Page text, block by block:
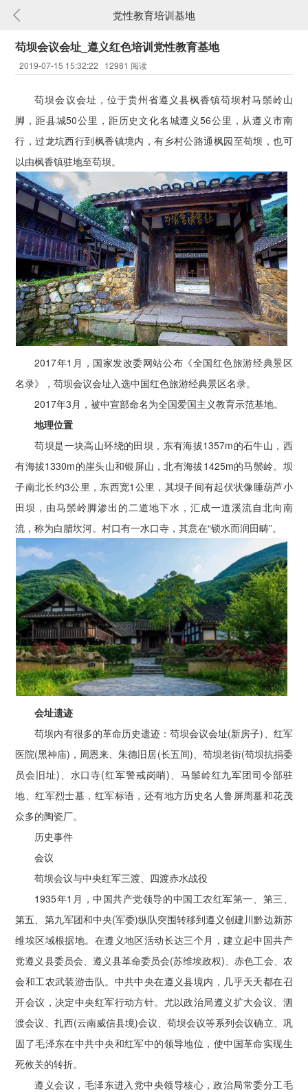
党性教育培训基地
苟坝会议会址_遵义红色培训党性教育基地
2019-07-15 15:32:22 12981 阅读
苟坝会议会址，位于贵州省遵义县枫香镇苟坝村马鬃岭山
脚，距县城50公里，距历史文化名城遵义56公里，从遵义市南
行，过龙坑西行到枫香镇境内，有乡村公路通枫园至苟坝，也可
以由枫香镇驻地至苟坝。
2017年1月，国家发改委网站公布《全国红色旅游经典景区
名录》，苟坝会议会址入选中国红色旅游经典景区名录。
2017年3月，被中宣部命名为全国爱国主义教育示范基地。
地理位置
苟坝是一块高山环绕的田坝，东有海拔1357m的石牛山，西
有海拔1330m的崖头山和银屏山，北有海拔1425m的马鬃岭。坝
子南北长约3公里，东西宽1公里，其坝子间有起伏状像睡葫芦小
田坝，由马鬃岭脚渗出的二道地下水，汇成一道溪流自北向南
流，称为白腊坎河。村口有一水口寺，其意在“锁水而润田畴”。
会址遗迹
苟坝内有很多的革命历史遗迹：苟坝会议会址(新房子)、红军
医院(黑神庙)，周恩来、朱德旧居(长五间)、苟坝老街(苟坝抗捐委
员会旧址)、水口寺(红军警戒岗哨)、马鬃岭红九军团司令部驻
地、红军烈士墓，红军标语，还有地方历史名人鲁屏周墓和花茂
众多的陶瓷厂。
历史事件
会议
苟坝会议与中央红军三渡、四渡赤水战役
1935年1月，中国共产党领导的中国工农红军第一、第三、
第五、第九军团和中央(军委)纵队突围转移到遵义创建川黔边新苏
维埃区域根据地。在遵义地区活动长达三个月，建立起中国共产
党遵义县委员会、遵义县革命委员会(苏维埃政权)、赤色工会、农
会和工农武装游击队。中共中央在遵义县境内，几乎天天都在召
开会议，决定中央红军行动方针。尤以政治局遵义扩大会议、泗
渡会议、扎西(云南威信县境)会议、苟坝会议等系列会议确立、巩
固了毛泽东在中共中央和红军中的领导地位，使中国革命实现生
死攸关的转折。
遵义会议，毛泽东进入党中央领导核心，政治局常委分工毛